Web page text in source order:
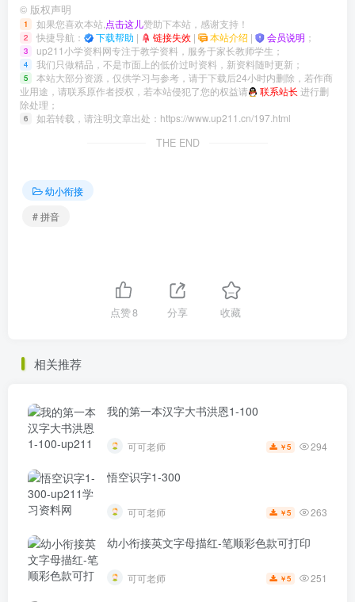
© 版权声明
1 如果您喜欢本站, 点击这儿赞助下本站，感谢支持！
2 快捷导航： 下载帮助 | 链接失效 | 本站介绍 | 会员说明 ；
3 up211小学资料网专注于教学资料，服务于家长教师学生；
4 我们只做精品，不是市面上的低价过时资料，新资料随时更新；
5
本站大部分资源，仅供学习与参考，请于下载后24小时内删除，若作商
业用途，请联系原作者授权，若本站侵犯了您的权益请
联系站长 进行删
除处理；
6 如若转载，请注明文章出处： https://www.up211.cn/197.html
THE END
幼小衔接
# 拼音
点赞8 分享 收藏
相关推荐
我的第一本汉字大书洪恩1-100
可可老师 ￥5 294
悟空识字1-300
可可老师 ￥5 263
幼小衔接英文字母描红-笔顺彩色款可打印
可可老师 ￥5 251